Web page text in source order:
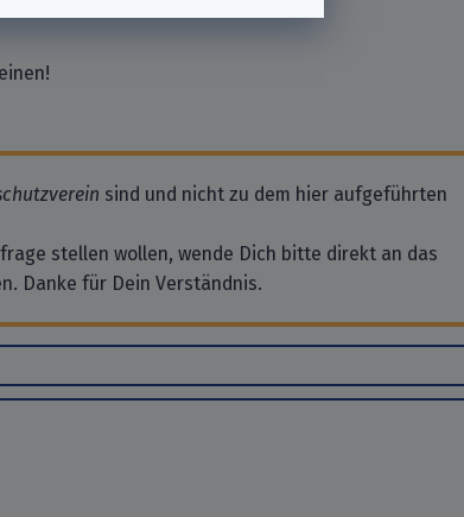
sind und nicht zu dem hier aufgeführten
stellen wollen, wende Dich bitte direkt an das
Danke für Dein Verständnis.